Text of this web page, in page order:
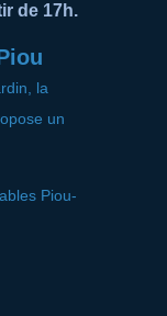
de 17h.
la
un
Piou-